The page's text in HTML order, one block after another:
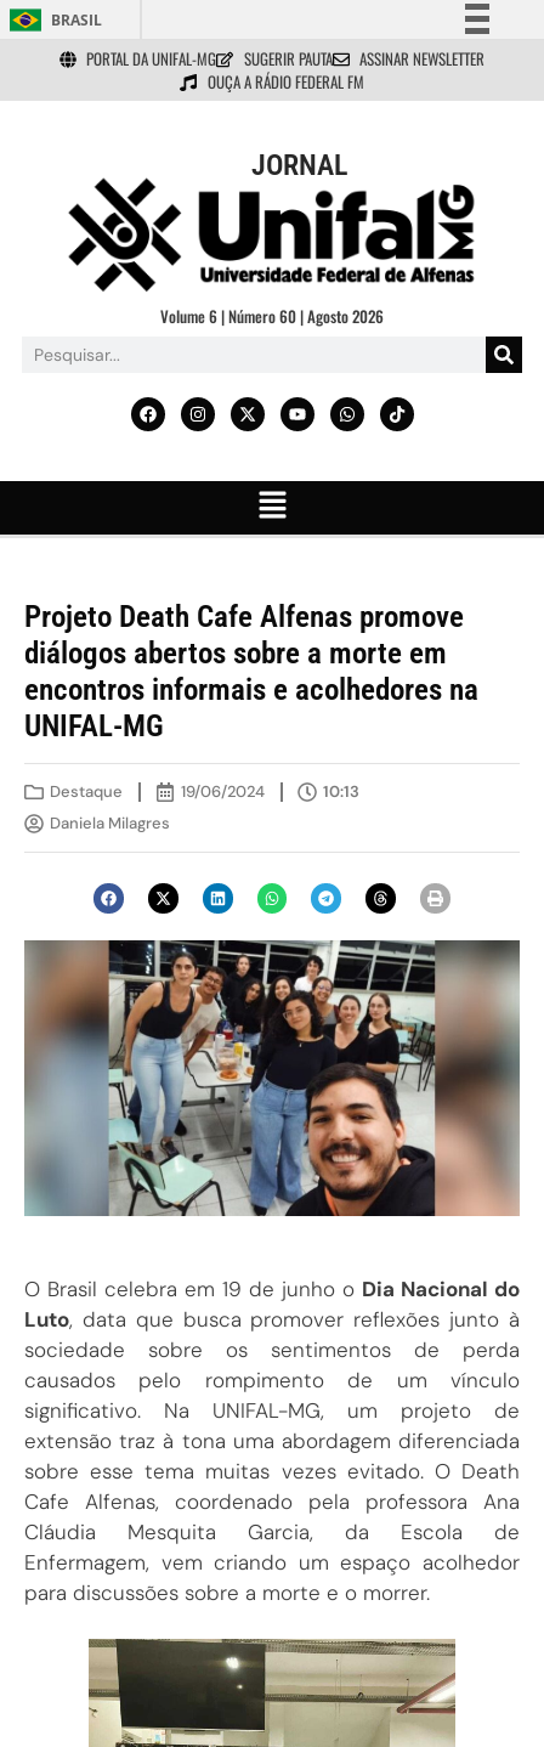
BRASIL
Simplifique!
Comunica BR
Acesso à informação
Legislação
Canais
PORTAL DA UNIFAL-MG SUGERIR PAUTA
ASSINAR NEWSLETTER
OUÇA A RÁDIO FEDERAL FM
JORNAL
Volume 6 | Número 60 | Agosto 2026
Projeto Death Cafe Alfenas promove
diálogos abertos sobre a morte em
encontros informais e acolhedores na
UNIFAL-MG
Destaque 19/06/2024
10:13
Daniela Milagres
O Brasil celebra em 19 de junho o Dia Nacional do
Luto, data que busca promover reflexões junto à
sociedade sobre os sentimentos de perda
causados pelo rompimento de um vínculo
significativo. Na UNIFAL-MG, um projeto de
extensão traz à tona uma abordagem diferenciada
sobre esse tema muitas vezes evitado. O Death
Cafe Alfenas, coordenado pela professora Ana
Cláudia Mesquita Garcia, da Escola de
Enfermagem, vem criando um espaço acolhedor
para discussões sobre a morte e o morrer.